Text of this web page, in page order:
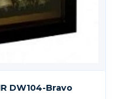
DW104-Bravo